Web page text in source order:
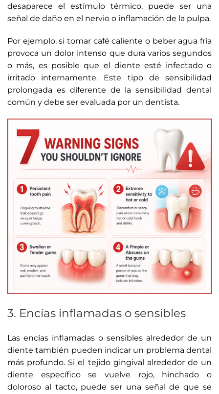
desaparece el estímulo térmico, puede ser una
señal de daño en el nervio o inflamación de la pulpa.
Por ejemplo, si tomar café caliente o beber agua fría
provoca un dolor intenso que dura varios segundos
o más, es posible que el diente esté infectado o
irritado internamente. Este tipo de sensibilidad
prolongada es diferente de la sensibilidad dental
común y debe ser evaluada por un dentista.
3. Encías inflamadas o sensibles
Las encías inflamadas o sensibles alrededor de un
diente también pueden indicar un problema dental
más profundo. Si el tejido gingival alrededor de un
diente específico se vuelve rojo, hinchado o
doloroso al tacto, puede ser una señal de que se